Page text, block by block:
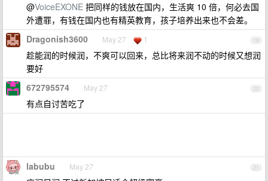
@VoiceEXONE 把同样的钱放在国内，生活爽 10 倍，何必去国
外遭罪，有钱在国内也有精英教育，孩子培养出来也不会差。
19
Dragonish3600 May 27 1
趁能润的时候润，不爽可以回来，总比将来润不动的时候又想润
要好
20
672795574 May 27
有点自讨苦吃了
21
labubu May 27